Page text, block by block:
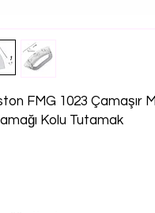
FMG 1023 Çamaşır
Kolu Tutamak